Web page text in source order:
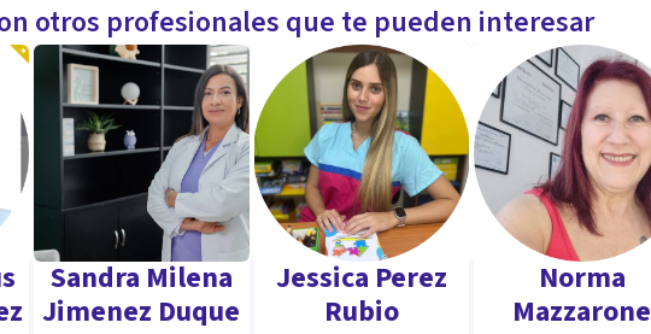
otros profesionales que te pueden interesar
Sandra Milena
Jimenez Duque
Jessica Perez
Rubio
Norma
Mazzarone